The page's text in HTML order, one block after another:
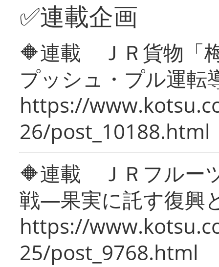
✅連載企画
🔶連載 ＪＲ貨物「
プッシュ・プル運転
https://
26/post_10188.html
🔶連載 ＪＲフルー
戦―果実に託す復興
https://
25/post_9768.html